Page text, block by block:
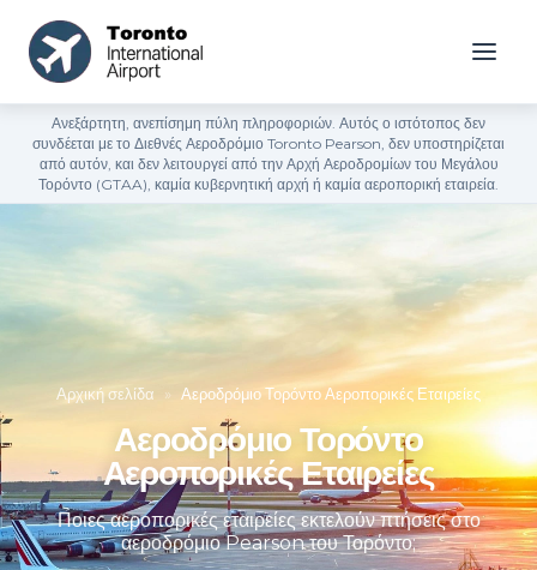
Ανεξάρτητη, ανεπίσημη πύλη πληροφοριών. Αυτός ο ιστότοπος δεν
συνδέεται με το Διεθνές Αεροδρόμιο Toronto Pearson, δεν υποστηρίζεται
από αυτόν, και δεν λειτουργεί από την Αρχή Αεροδρομίων του Μεγάλου
Τορόντο (GTAA), καμία κυβερνητική αρχή ή καμία αεροπορική εταιρεία.
Αρχική σελίδα » Αεροδρόμιο Τορόντο Αεροπορικές Εταιρείες
Αεροδρόμιο Τορόντο
Αεροπορικές Εταιρείες
Ποιες αεροπορικές εταιρείες εκτελούν πτήσεις στο
αεροδρόμιο Pearson του Τορόντο;